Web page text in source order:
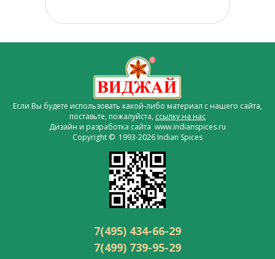
Если Вы будете использовать какой-либо материал с нашего сайта,
поставьте, пожалуйста, ссылку на нас
Дизайн и разработка сайта www.indianspices.ru
Copyright © 1993-2026 Indian Spices
7(495) 434-66-29
7(499) 739-95-29